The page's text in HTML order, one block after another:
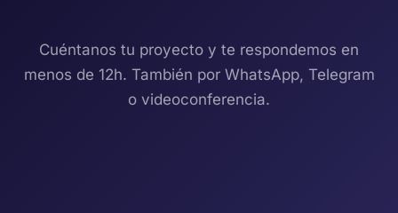
Cuéntanos tu proyecto y te respondemos en
menos de 12h. También por WhatsApp, Telegram
o videoconferencia.